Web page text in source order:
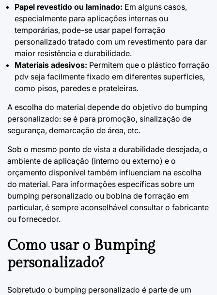
Papel revestido ou laminado: Em alguns casos,
especialmente para aplicações internas ou
temporárias, pode-se usar papel forração
personalizado tratado com um revestimento para dar
maior resistência e durabilidade.
Materiais adesivos: Permitem que o plástico forração
pdv seja facilmente fixado em diferentes superfícies,
como pisos, paredes e prateleiras.
A escolha do material depende do objetivo do bumping
personalizado: se é para promoção, sinalização de
segurança, demarcação de área, etc.
Sob o mesmo ponto de vista a durabilidade desejada, o
ambiente de aplicação (interno ou externo) e o
orçamento disponível também influenciam na escolha
do material. Para informações específicas sobre um
bumping personalizado ou bobina de forração em
particular, é sempre aconselhável consultar o fabricante
ou fornecedor.
Como usar o Bumping
personalizado?
Sobretudo o bumping personalizado é parte de um